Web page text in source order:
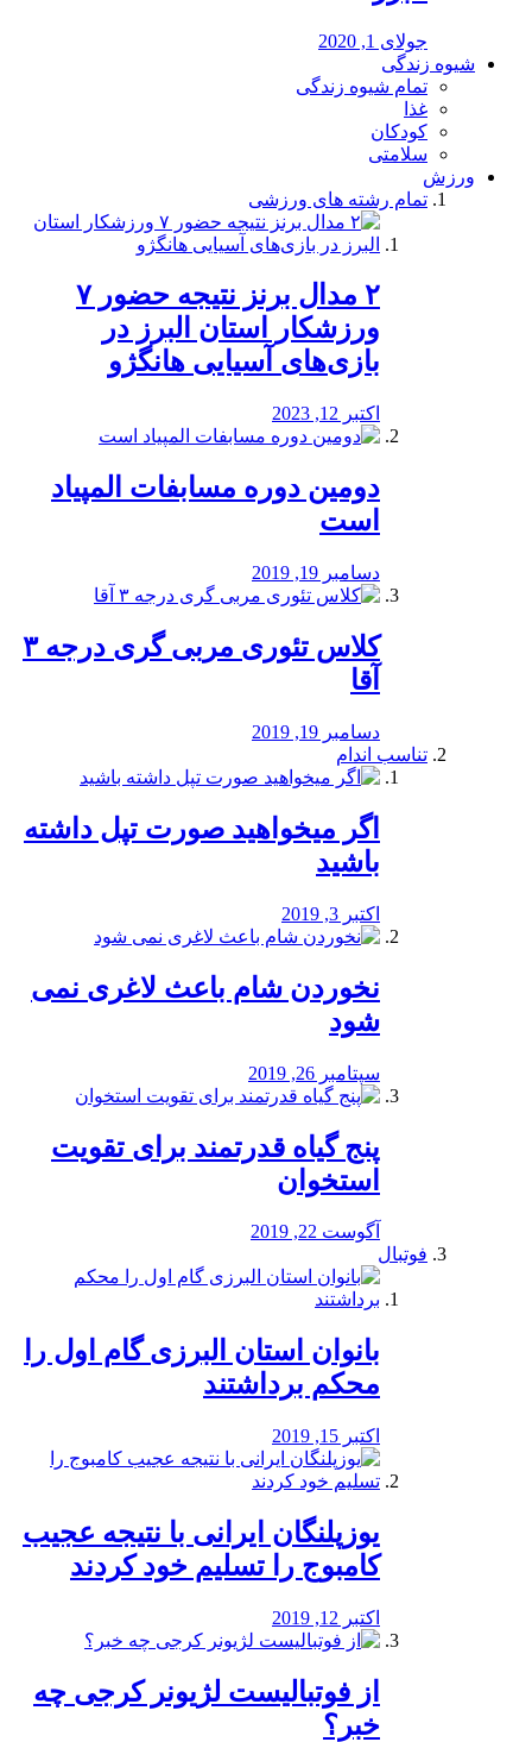
جولای 1, 2020
شیوه زندگی
تمام شیوه زندگی
غذا
کودکان
سلامتی
ورزش
تمام رشته های ورزشی
۲ مدال برنز نتیجه حضور ۷
ورزشکار استان البرز در
بازی‌های آسیایی هانگژو
اکتبر 12, 2023
دومین دوره مسابفات المپیاد
است
دسامبر 19, 2019
کلاس تئوری مربی گری درجه ۳
آقا
دسامبر 19, 2019
تناسب اندام
اگر میخواهید صورت تپل داشته
باشید
اکتبر 3, 2019
نخوردن شام باعث لاغری نمی
‌شود
سپتامبر 26, 2019
پنج گیاه قدرتمند برای تقویت
استخوان
آگوست 22, 2019
فوتبال
بانوان استان البرزی گام اول را
محكم برداشتند
اکتبر 15, 2019
یوزپلنگان ایرانی با نتیجه عجیب
کامبوج را تسلیم خود کردند
اکتبر 12, 2019
از فوتبالیست لژیونر کرجی چه
خبر؟